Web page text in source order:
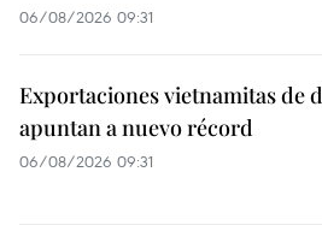
06/08/2026 09:31
Exportaciones vietnamitas de
apuntan a nuevo récord
06/08/2026 09:31